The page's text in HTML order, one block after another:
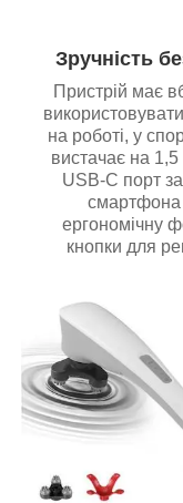
Зручність
Пристрій має
на роботі, у
вистачає на
USB-C порт
смартфона
ергономічну
кнопки для